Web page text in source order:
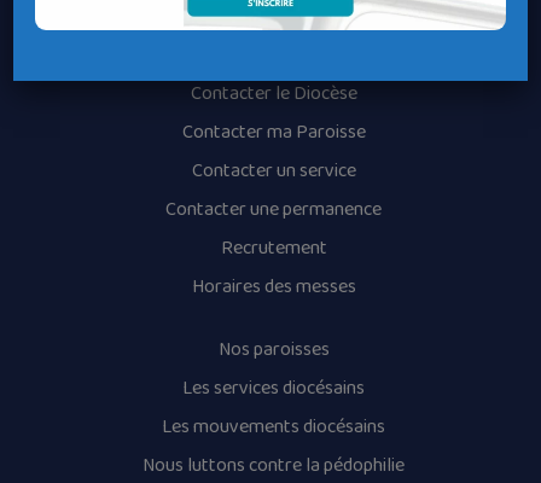
Contacter le Diocèse
Contacter ma Paroisse
Contacter un service
Contacter une permanence
Recrutement
Horaires des messes
Nos paroisses
Les services diocésains
Les mouvements diocésains
Nous luttons contre la pédophilie